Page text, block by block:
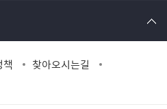
책
찾아오시는길